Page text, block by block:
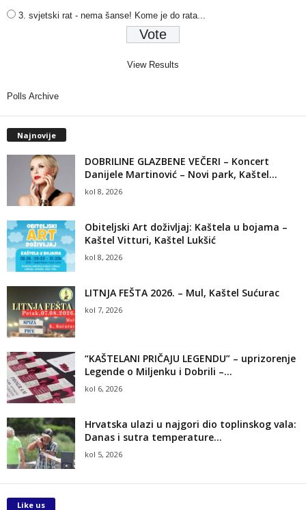
3. svjetski rat - nema šanse! Kome je do rata...
View Results
Polls Archive
Najnovije
DOBRILINE GLAZBENE VEČERI – Koncert
Danijele Martinović – Novi park, Kaštel...
kol 8, 2026
Obiteljski Art doživljaj: Kaštela u bojama –
Kaštel Vitturi, Kaštel Lukšić
kol 8, 2026
LITNJA FEŠTA 2026. – Mul, Kaštel Sućurac
kol 7, 2026
“KAŠTELANI PRIČAJU LEGENDU” – uprizorenje
Legende o Miljenku i Dobrili –...
kol 6, 2026
Hrvatska ulazi u najgori dio toplinskog vala:
Danas i sutra temperature...
kol 5, 2026
Like us